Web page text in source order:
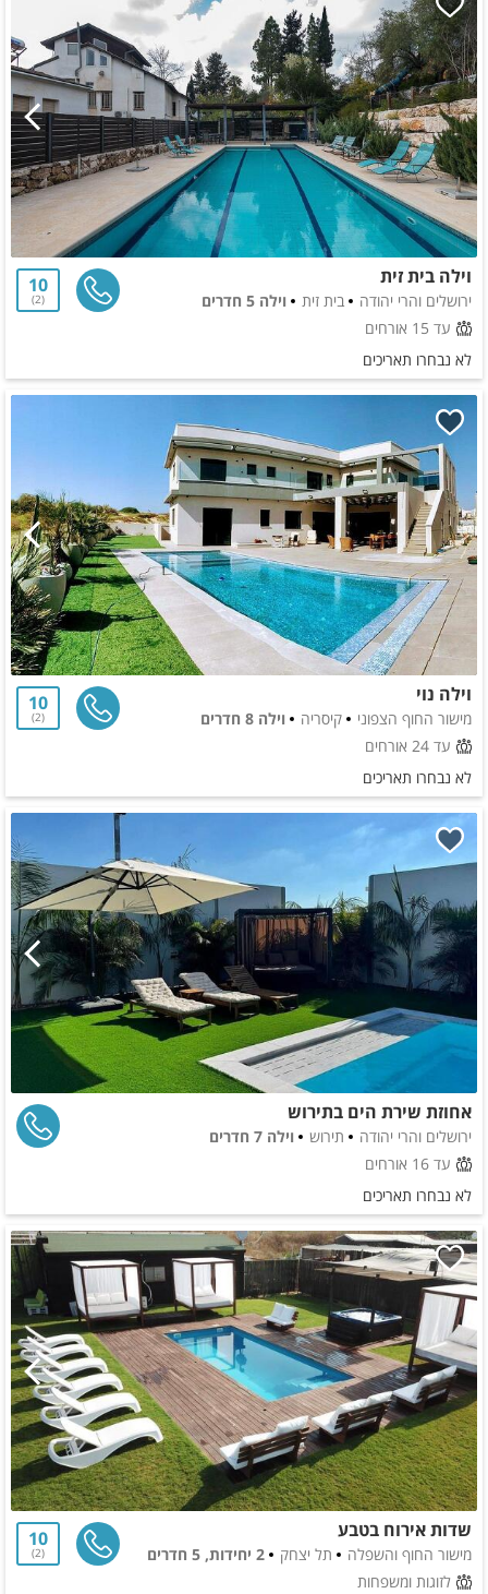
וילה בית זית
ירושלים והרי יהודה בית זית
וילה 5 חדרים
עד 15 אורחים
10
2
לא נבחרו תאריכים
וילה נוי
מישור החוף הצפוני קיסריה
וילה 8 חדרים
עד 24 אורחים
10
2
לא נבחרו תאריכים
אחוזת שירת הים בתירוש
ירושלים והרי יהודה תירוש
וילה 7 חדרים
עד 16 אורחים
לא נבחרו תאריכים
שדות אירוח בטבע
מישור החוף והשפלה תל יצחק
2 יחידות, 5 חדרים
לזוגות ומשפחות
10
2